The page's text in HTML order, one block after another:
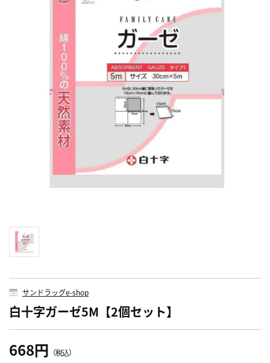
サンドラッグe-shop
白十字ガーゼ5M【2個セット】
668円 （税込）